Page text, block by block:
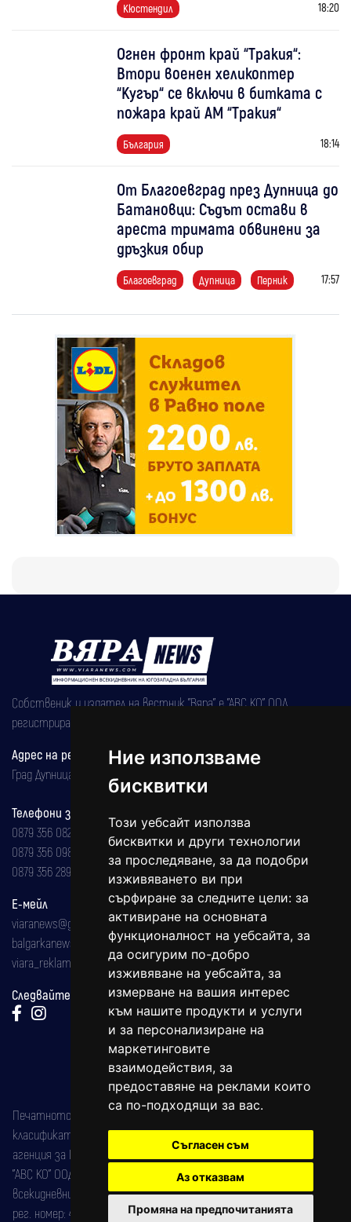
Ние използваме
бисквитки
Този уебсайт използва
бисквитки и други технологии
за проследяване, за да подобри
изживяването ви при
сърфиране за следните цели: за
активиране на основната
функционалност на уебсайта, за
да осигурим по-добро
изживяване на уебсайта, за
измерване на вашия интерес
към нашите продукти и услуги
и за персонализиране на
маркетинговите
взаимодействия, за
предоставяне на реклами които
са по-подходящи за вас.
Съгласен съм
Аз отказвам
Промяна на предпочитанията
Кюстендил 18:20
Огнен фронт край “Тракия“:
Втори военен хеликоптер
“Кугър“ се включи в битката с
пожара край АМ “Тракия“
България 18:14
От Благоевград през Дупница до
Батановци: Съдът остави в
ареста тримата обвинени за
дръзкия обир
Благоевград Дупница Перник 17:57
Собственик и издател на вестник "Вяра" е "АВС КО" ООД,
регистрирана на 08.05.2002 година.
Адрес на редакцията
Град Дупница, ул.''Христо Ботев" 43
Телефони за реклама и абонаменти
0879 356 082
0879 356 098
0879 356 289
Е-мейл
viaranews@gmail.com
balgarkanews@gmail.com
viara_reklama@mail.bg
Следвайте ни:
Печатното издание на вестника е регистрирано в националния
класификатор на печатните издания (Българска национална
агенция за ISSN) под номер: ISSN 1312-4722.
"АВС КО" ООД е притежател на марката: Вяра информационен
всекидневник на югозападна България, със свидетелство за марка
рег. номер: 47857/11.05.2004 година.